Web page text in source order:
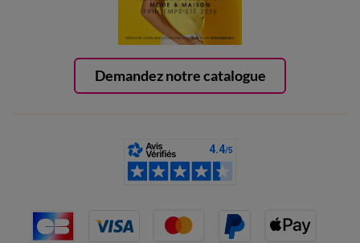
Demandez notre catalogue